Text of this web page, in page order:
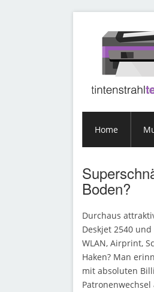
Home
Boden?
Durchaus
Deskjet 2540
WLAN, Airprint,
Haken? Man
mit absoluten